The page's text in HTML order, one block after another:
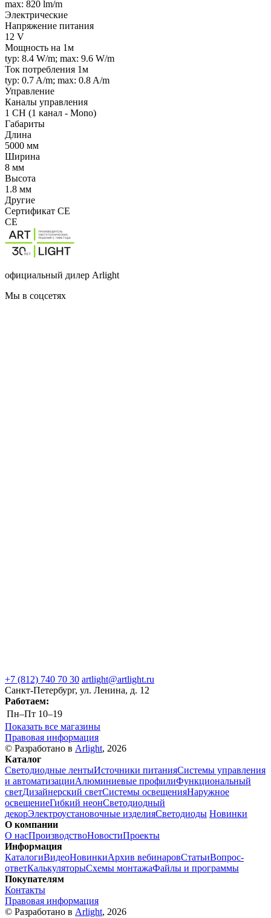
max: 820 lm/m
Электрические
Напряжение питания
12 V
Мощность на 1м
typ: 8.4 W/m; max: 9.6 W/m
Ток потребления 1м
typ: 0.7 A/m; max: 0.8 A/m
Управление
Каналы управления
1 CH (1 канал - Mono)
Габариты
Длина
5000 мм
Ширина
8 мм
Высота
1.8 мм
Другие
Сертификат CE
CE
официальный дилер Arlight
Мы в соцсетях
+7 (812) 740 70 30 artlight@artlight.ru
Санкт-Петербург, ул. Ленина, д. 12
Работаем:
Пн–Пт 10–19
Показать все магазины
Правовая информация
© Разработано в Arlight, 2026
Каталог
Светодиодные лентыИсточники питанияСистемы управления
и автоматизацииАлюминиевые профилиФункциональный
светДизайнерский светСистемы освещенияНаружное
освещениеГибкий неонСветодиодный
декорЭлектроустановочные изделияСветодиоды Новинки
О компании
О насПроизводствоНовостиПроекты
Информация
КаталогиВидеоНовинкиАрхив вебинаровСтатьиВопрос-
ответКалькуляторыСхемы монтажаФайлы и программы
Покупателям
Контакты
Правовая информация
© Разработано в Arlight, 2026